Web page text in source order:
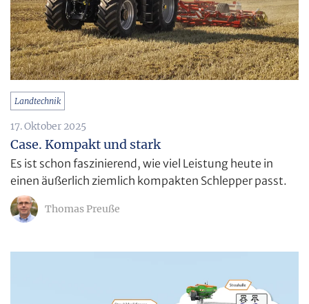
Landtechnik
17. Oktober 2025
Case. Kompakt und stark
Es ist schon faszinierend, wie viel Leistung heute in
einen äußerlich ziemlich kompakten Schlepper passt.
Thomas Preuße